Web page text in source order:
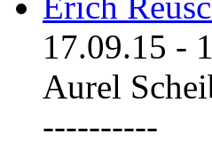
17.09.15 -
Aurel
----------